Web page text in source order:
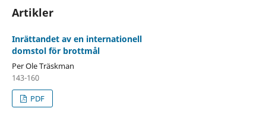
Artikler
Inrättandet av en internationell
domstol för brottmål
Per Ole Träskman
143-160
PDF